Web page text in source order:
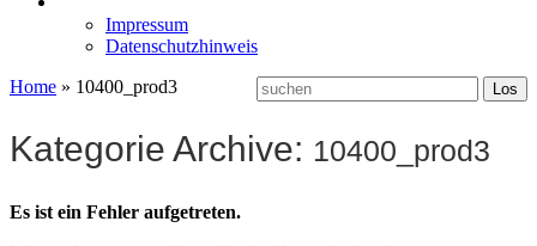
Impressum
Datenschutzhinweis
Home » 10400_prod3
Kategorie Archive: 10400_prod3
Es ist ein Fehler aufgetreten.